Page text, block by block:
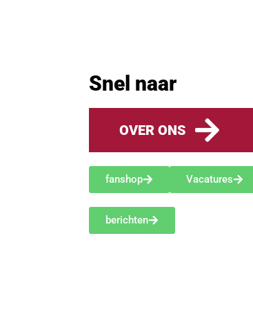
Snel naar
OVER ONS
fanshop Vacatures
berichten